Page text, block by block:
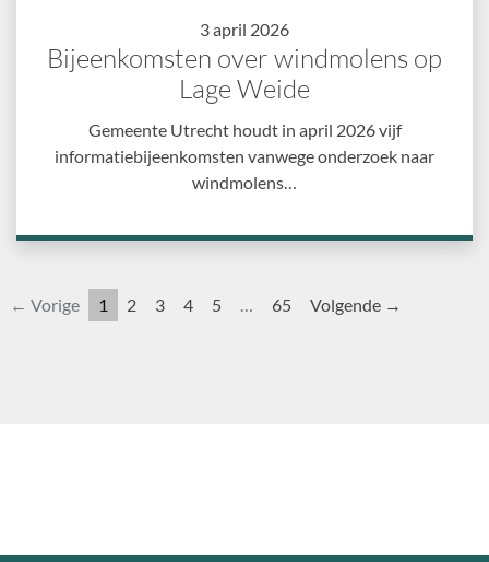
3 april 2026
Bijeenkomsten over windmolens op
Lage Weide
Gemeente Utrecht houdt in april 2026 vijf
informatiebijeenkomsten vanwege onderzoek naar
windmolens…
← Vorige 1 2 3 4 5 … 65 Volgende →